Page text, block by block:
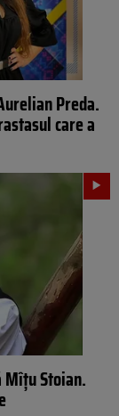
Preda.
care a
Stoian.